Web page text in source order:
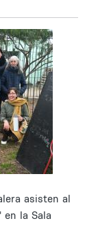
asisten al
en la Sala